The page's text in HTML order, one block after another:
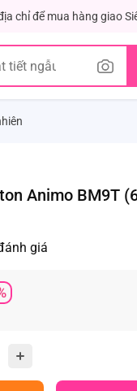
chỉ để mua hàng giao
Animo BM9T
giá